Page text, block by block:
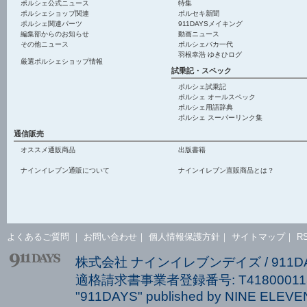
ポルシェ公式ニュース
ポルシェショップ関連
ポルシェ関連パーツ
編集部からのお知らせ
その他ニュース
厳選ポルシェショップ情報
特集
ポルセキ新聞
911DAYSメイキング
動画ニュース
ポルシェバカ一代
羽根幸浩 ゆきひログ
試乗記・スペック
ポルシェ試乗記
ポルシェ オールスペック
ポルシェ用語辞典
ポルシェ スーパーリンク集
通信販売
オススメ通販商品 出版書籍
ナインイレブン通販について ナインイレブン直販商品とは？
よくあるご質問 お問い合わせ 個人情報保護方針 サイトマップ｜
株式会社 ナインイレブンデイズ /
適格請求書事業者登録番号:
"911DAYS" published by NINE